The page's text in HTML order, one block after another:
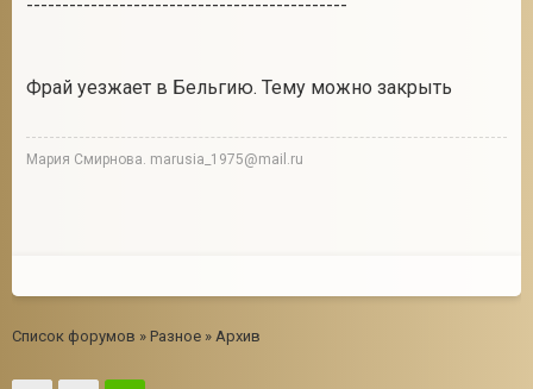
---------------------------------------------
Фрай уезжает в Бельгию. Тему можно закрыть
Мария Смирнова. marusia_1975@mail.ru
Список форумов » Разное » Архив